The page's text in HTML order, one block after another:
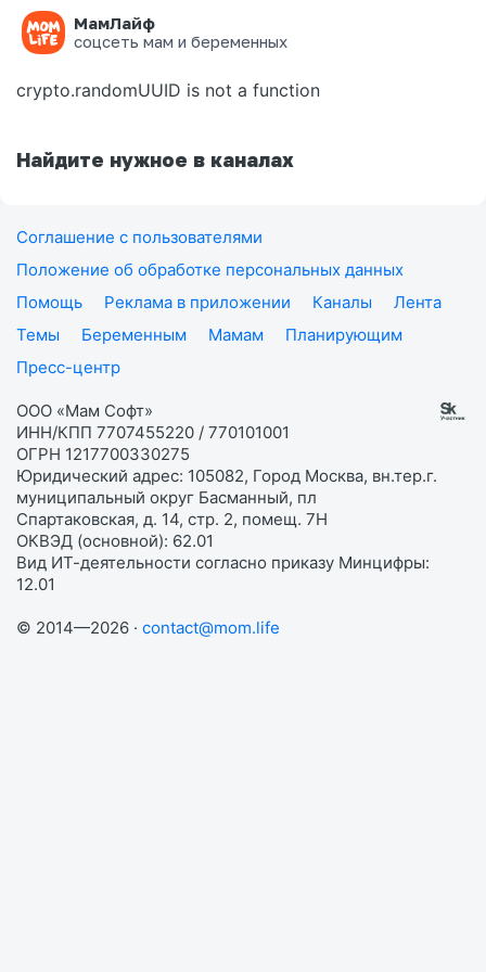
МамЛайф
соцсеть мам и беременных
Ошибка на странице
crypto.randomUUID is not a function
Найдите нужное в каналах
Соглашение с пользователями
Положение об обработке персональных данных
Помощь
Реклама в приложении Каналы
Лента
Темы
Беременным Мамам
Планирующим
Пресс-центр
ООО «Мам Софт»
ИНН/КПП 7707455220 / 770101001
ОГРН 1217700330275
Юридический адрес: 105082, Город Москва, вн.тер.г.
муниципальный округ Басманный, пл
Спартаковская, д. 14, стр. 2, помещ. 7Н
ОКВЭД (основной): 62.01
Вид ИТ-деятельности согласно приказу Минцифры:
12.01
© 2014—2026 · contact@mom.life